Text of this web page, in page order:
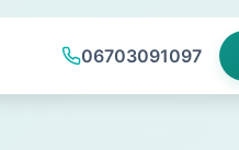
06703091097